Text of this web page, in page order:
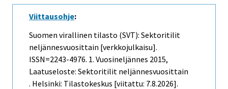
Viittausohje:
Suomen virallinen tilasto (SVT): Sektoritilit
neljännesvuosittain [verkkojulkaisu].
ISSN=2243-4976. 1. Vuosineljännes 2015,
Laatuseloste: Sektoritilit neljännesvuosittain
. Helsinki: Tilastokeskus [viitattu: 7.8.2026].